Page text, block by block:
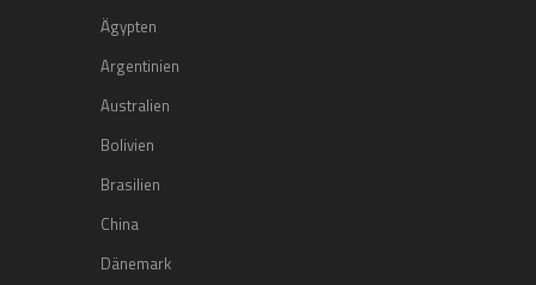
Ägypten
Argentinien
Australien
Bolivien
Brasilien
China
Dänemark